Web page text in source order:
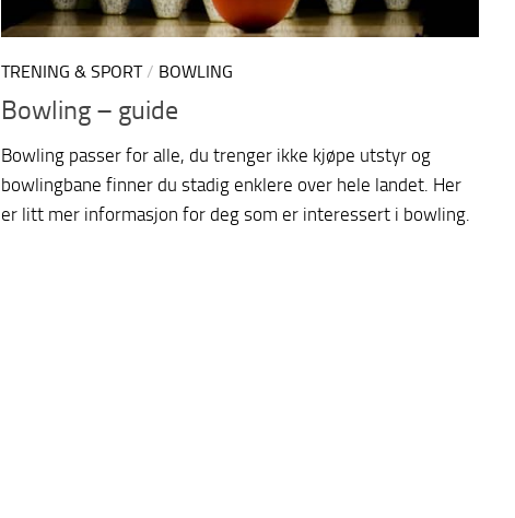
TRENING & SPORT/ BOWLING
Bowling – guide
Bowling passer for alle, du trenger ikke kjøpe utstyr og
bowlingbane finner du stadig enklere over hele landet. Her
er litt mer informasjon for deg som er interessert i bowling.